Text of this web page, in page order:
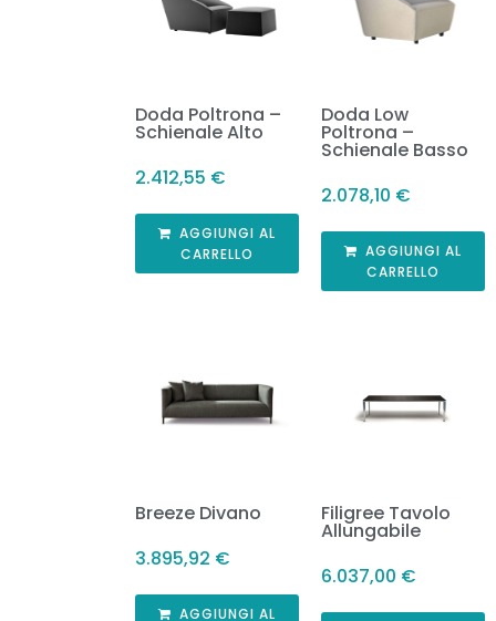
Doda Poltrona –
Schienale Alto
2.412,55 €
AGGIUNGI AL
CARRELLO
Doda Low
Poltrona –
Schienale Basso
2.078,10 €
AGGIUNGI AL
CARRELLO
Breeze Divano
3.895,92 €
AGGIUNGI AL
Filigree Tavolo
Allungabile
6.037,00 €